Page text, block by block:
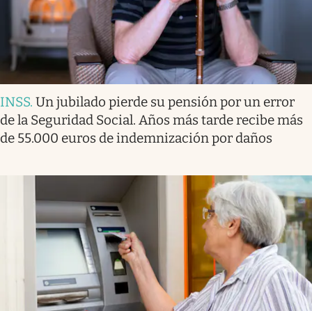
INSS. Un jubilado pierde su pensión por un error
de la Seguridad Social. Años más tarde recibe más
de 55.000 euros de indemnización por daños